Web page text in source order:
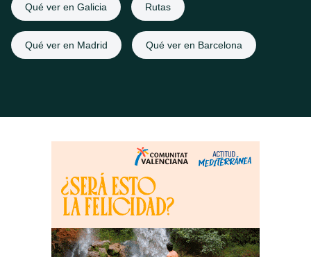
Qué ver en Galicia Rutas
Qué ver en Madrid Qué ver en Barcelona